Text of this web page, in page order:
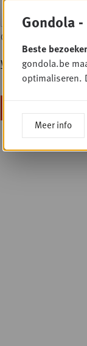
Geef je wachtwoord
Wachtwoord
Gondola
Beste bezoeker
gondola.be
optimaliseren.
Meer info